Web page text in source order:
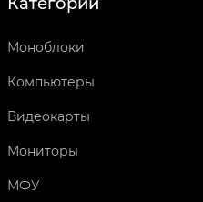
Моноблоки
Компьютеры
Видеокарты
Мониторы
МФУ